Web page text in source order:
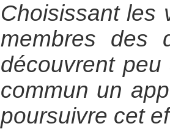
Choisissant les
membres des
découvrent
commun un
poursuivre cet